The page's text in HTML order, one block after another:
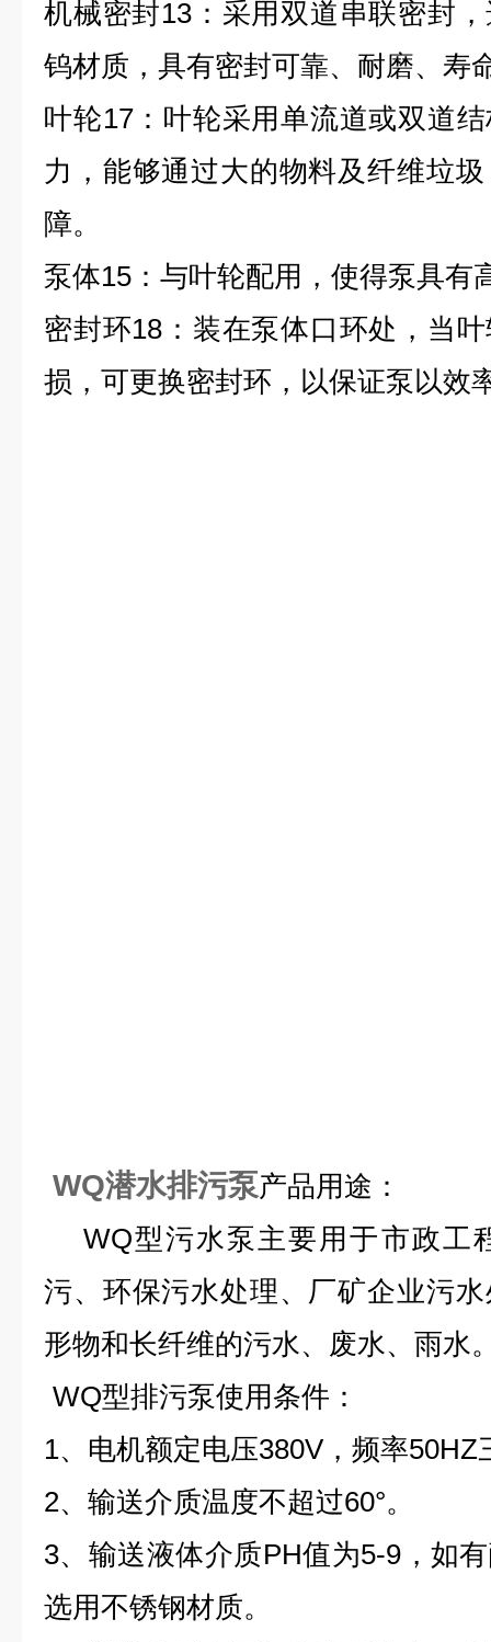
机械密封13：采用双道串联密封
钨材质，具有密封可靠、耐磨、寿
叶轮17：叶轮采用单流道或双道
力，能够通过大的物料及纤维垃
障。
泵体15：与叶轮配用，使得泵具有
密封环18：装在泵体口环处，当
损，可更换密封环，以保证泵以效
WQ潜水排污泵产品用途：
WQ型污水泵主要用于市政工
污、环保污水处理、厂矿企业污
形物和长纤维的污水、废水、雨水
WQ型排污泵使用条件 ：
1、电机额定电压380V，频率50HZ
2、输送介质温度不超过60°。
3、输送液体介质PH值为5-9，如
选用不锈钢材质。